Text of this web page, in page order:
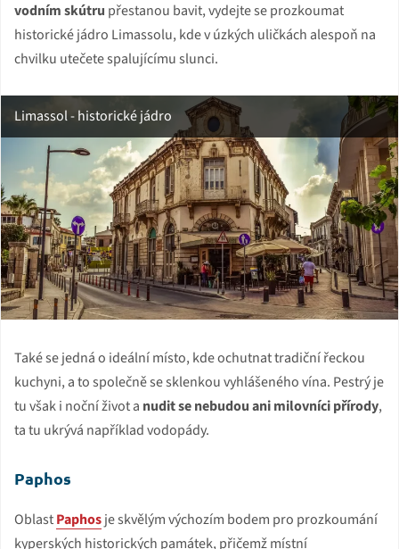
vodním skútru přestanou bavit, vydejte se prozkoumat
historické jádro Limassolu, kde v úzkých uličkách alespoň na
chvilku utečete spalujícímu slunci.
Limassol - historické jádro
Také se jedná o ideální místo, kde ochutnat tradiční řeckou
kuchyni, a to společně se sklenkou vyhlášeného vína. Pestrý je
tu však i noční život a nudit se nebudou ani milovníci přírody,
ta tu ukrývá například vodopády.
Paphos
OblastPaphosje skvělým výchozím bodem pro prozkoumání
kyperských historických památek, přičemž místní